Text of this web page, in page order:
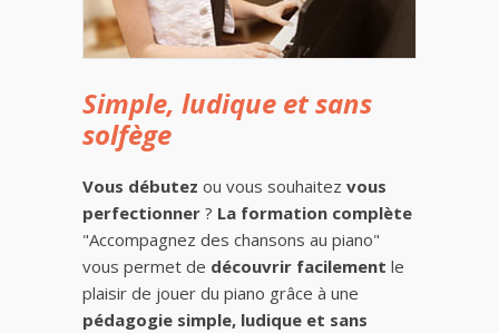
Simple, ludique et sans
solfège
Vous débutez ou vous souhaitez vous
perfectionner ? La formation complète
"Accompagnez des chansons au piano"
vous permet de découvrir facilement le
plaisir de jouer du piano grâce à une
pédagogie simple, ludique et sans